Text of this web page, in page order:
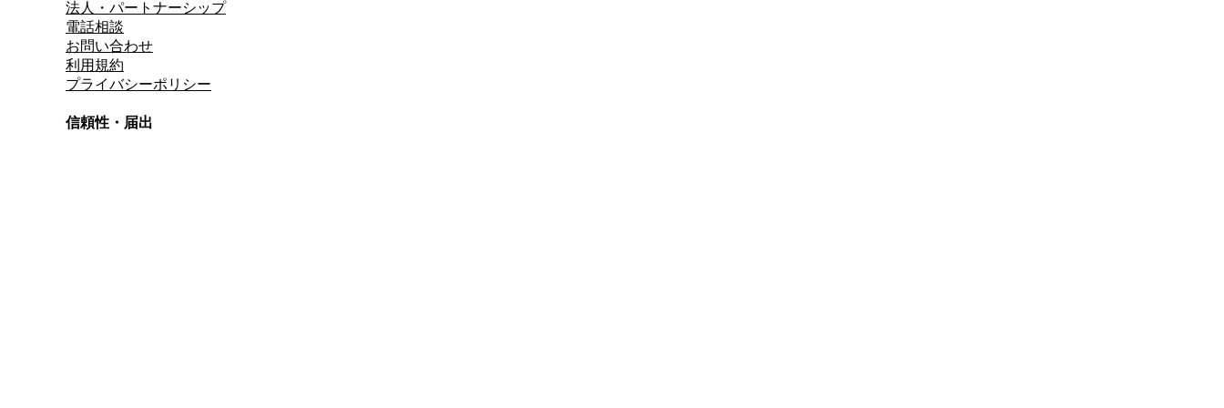
法人・パートナーシップ
電話相談
お問い合わせ
利用規約
プライバシーポリシー
信頼性・届出